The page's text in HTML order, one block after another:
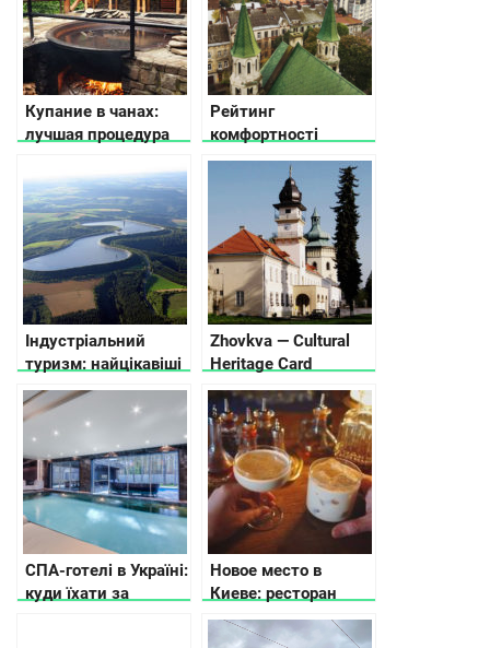
Купание в чанах:
лучшая процедура
Рейтинг
комфортності
українських міст:
хто посів перше
Індустріальний
туризм: найцікавіші
об’єкти для
подорожі
Zhovkva — Cultural
Heritage Card
СПА-готелі в Україні:
куди їхати за
Новое место в
Киеве: ресторан
Podil East India
Company